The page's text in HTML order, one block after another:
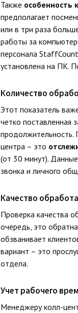
Также особенность
предполагает
или в три раза
работы за
персонала
установлена на ПК.
Количество
Этот показатель
четко поставленная
продолжительность.
центра – это
(от 30 минут).
звонка и личного
Качество
Проверка качества
очередь, это
обзванивает
вариант – это
отдела.
Учет рабочего
Менеджеру колл-